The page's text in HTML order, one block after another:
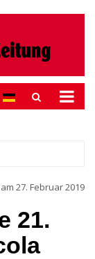
27. Februar 2019
21.